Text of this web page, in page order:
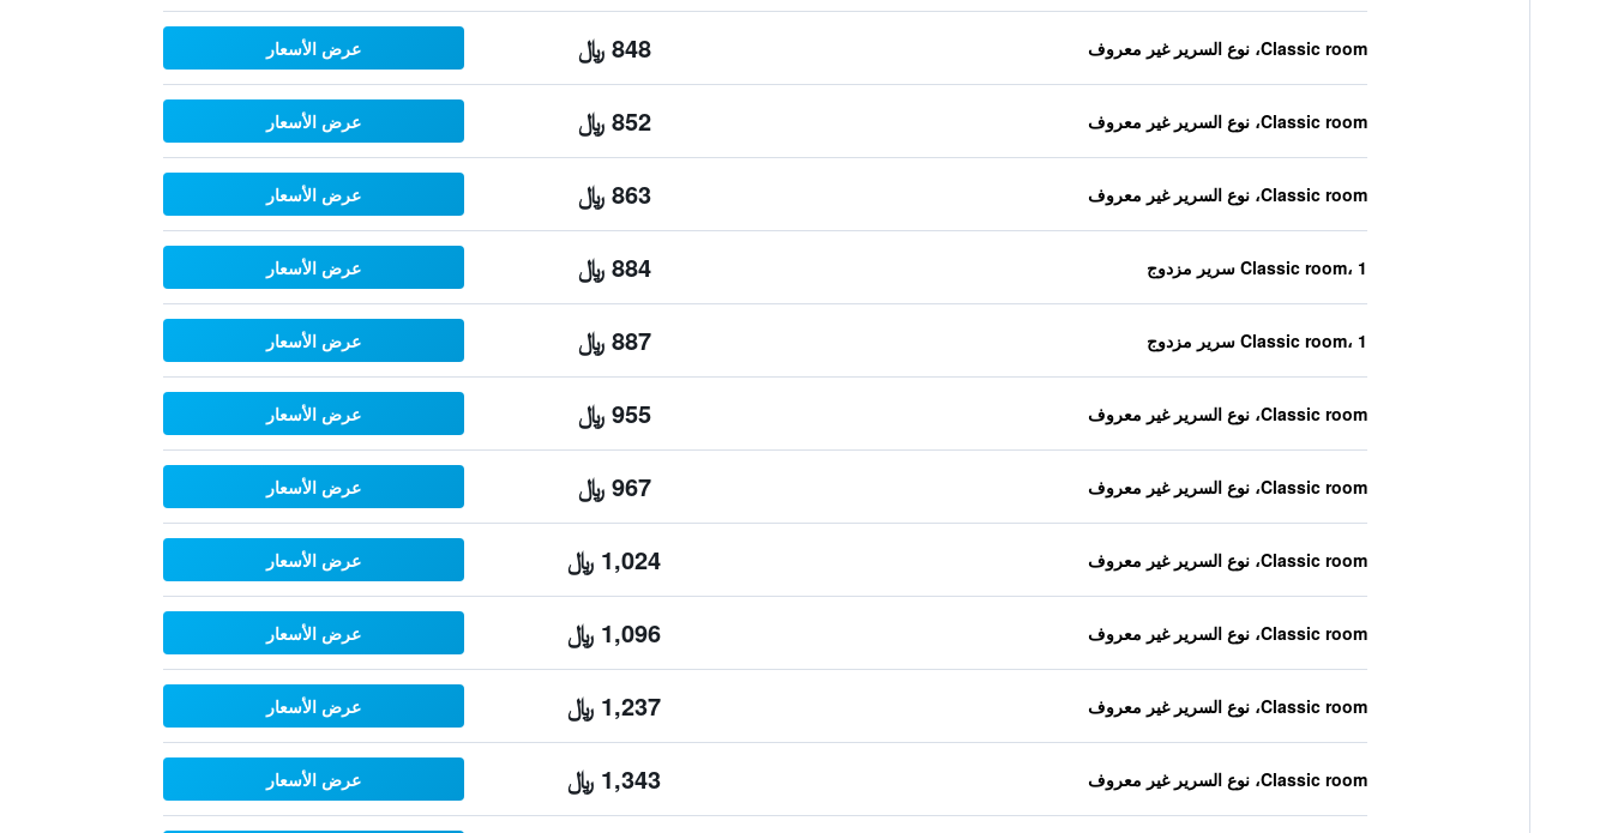
Classic room، نوع السرير غير معروف 848 ﷼ عرض الأسعار
Classic room، نوع السرير غير معروف 852 ﷼ عرض الأسعار
Classic room، نوع السرير غير معروف 863 ﷼ عرض الأسعار
Classic room، 1 سرير مزدوج 884 ﷼ عرض الأسعار
Classic room، 1 سرير مزدوج 887 ﷼ عرض الأسعار
Classic room، نوع السرير غير معروف 955 ﷼ عرض الأسعار
Classic room، نوع السرير غير معروف 967 ﷼ عرض الأسعار
Classic room، نوع السرير غير معروف 1,024 ﷼ عرض الأسعار
Classic room، نوع السرير غير معروف 1,096 ﷼ عرض الأسعار
Classic room، نوع السرير غير معروف 1,237 ﷼ عرض الأسعار
Classic room، نوع السرير غير معروف 1,343 ﷼ عرض الأسعار